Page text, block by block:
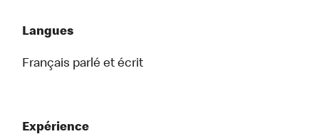
Langues
Français parlé et écrit
Expérience